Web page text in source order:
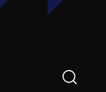
un terme de